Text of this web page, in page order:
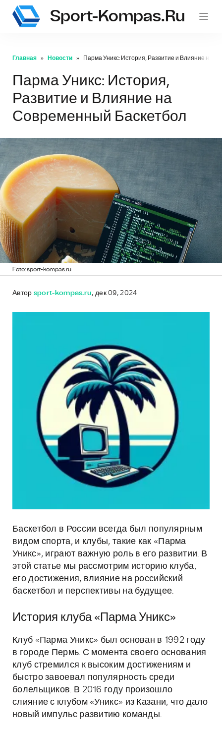
Sport-Kompas.ru
Главная Новости Парма Уникс: История, Развитие и Влияние на
Парма Уникс: История,
Развитие и Влияние на
Современный Баскетбол
Foto: sport-kompas.ru
Автор sport-kompas.ru, дек 09, 2024
Баскетбол в России всегда был популярным
видом спорта, и клубы, такие как «Парма
Уникс», играют важную роль в его развитии. В
этой статье мы рассмотрим историю клуба,
его достижения, влияние на российский
баскетбол и перспективы на будущее.
История клуба «Парма Уникс»
Клуб «Парма Уникс» был основан в 1992 году
в городе Пермь. С момента своего основания
клуб стремился к высоким достижениям и
быстро завоевал популярность среди
болельщиков. В 2016 году произошло
слияние с клубом «Уникс» из Казани, что дало
новый импульс развитию команды.